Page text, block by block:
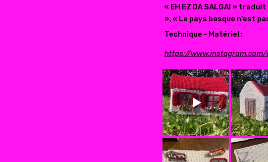
« EH EZ DA SALGAI »
», « Le pays basque n'est
Technique - Matériel :
https://